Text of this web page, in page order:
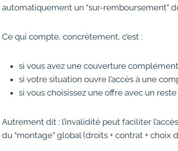
automatiquement un “sur-remboursement”
Ce qui compte, concrètement, c’est :
si vous avez une couverture
si votre situation ouvre l’accès à une
si vous choisissez une offre avec un
Autrement dit : l’invalidité peut faciliter
du “montage” global (droits + contrat + choix